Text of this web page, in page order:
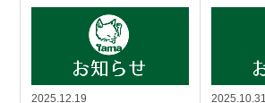
2025.12.19
2025.10.31